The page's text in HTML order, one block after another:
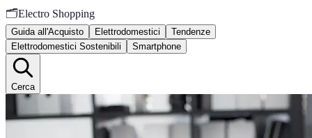
🗂️Electro Shopping
Guida all'Acquisto Elettrodomestici
Tendenze
Elettrodomestici Sostenibili
Smartphone
Cerca